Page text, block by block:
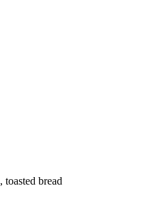
bread